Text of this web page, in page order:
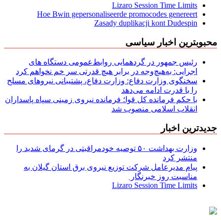
Lizaro Session Time Limits
Hoe Bwin gepersonaliseerde promocodes genereert
Zasady duplikacji kont Dudespin
محبوبترین اخبار سیاسی
رئیس جمهور در گردهمایی روابط‌عمومی دستگاه های
اجرایی: به‌هیچ‌وجه در برابر هیچ قدرتی سر خم نخواهم کرد
سخنگوی وزارت دفاع: وزارت دفاع، پشتیبانی نیرو‌های مسلح
را با قدرت ادامه می‌دهد
با حکم فرمانده کل قوا؛ فرمانده نیروی زمینی سپاه پاسداران
انقلاب اسلامی منصوب شد
جدیدترین اخبار
وزارت بهداشت ۵۰ توصیه خودمراقبتی در گرمای شدید را
منتشر کرد
پیام مدیرعامل شركت توزیع نیروی برق استان گیلان به
مناسبت روز خبرنگار ‌
Lizaro Session Time Limits